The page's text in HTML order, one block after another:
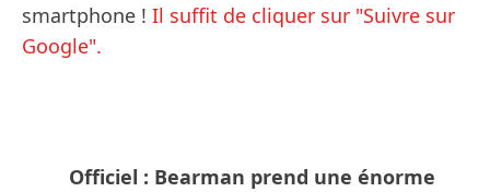
smartphone ! Il suffit de cliquer sur "Suivre sur
Google".
Officiel : Bearman prend une énorme